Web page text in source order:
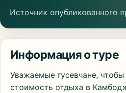
Источник опубликованного
Информация о туре
Уважаемые гусевчане,
стоимость отдыха в